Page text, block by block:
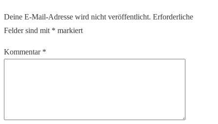
Deine E-Mail-Adresse wird nicht veröffentlicht. Erforderliche
Felder sind mit * markiert
Kommentar *